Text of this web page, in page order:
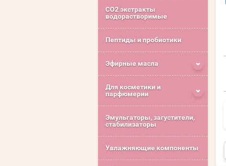
СО2 экстракты
водорастворимые
Пептиды и пробиотики
Эфирные масла
Для косметики и
парфюмерии
Эмульгаторы, загустители,
стабилизаторы
Увлажняющие компоненты